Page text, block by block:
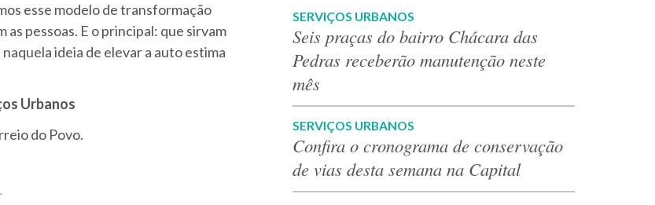
esse modelo de transformação
as pessoas. E o principal: que sirvam
ideia de elevar a auto estima
Urbanos
do Povo.
SERVIÇOS URBANOS
Seis praças do bairro Chácara das
Pedras receberão manutenção neste
mês
SERVIÇOS URBANOS
Confira o cronograma de conservação
de vias desta semana na Capital